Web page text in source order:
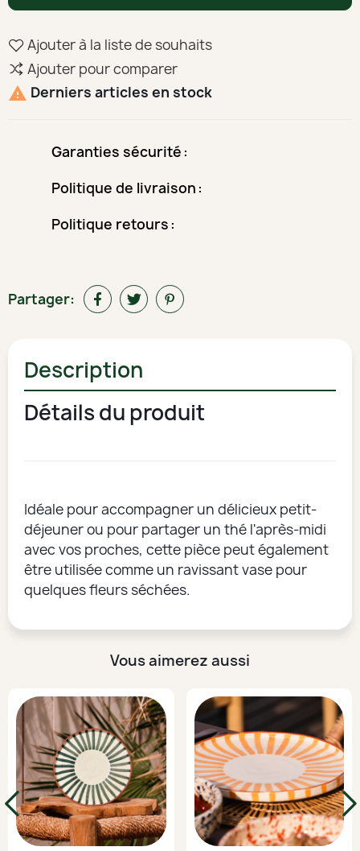
Ajouter à la liste de souhaits
Ajouter pour comparer
 Derniers articles en stock
Garanties sécurité
Politique de livraison
Politique retours
Partager:
Description
Détails du produit
Idéale pour accompagner un délicieux petit-
déjeuner ou pour partager un thé l'après-midi
avec vos proches, cette pièce peut également
être utilisée comme un ravissant vase pour
quelques fleurs séchées.
Vous aimerez aussi